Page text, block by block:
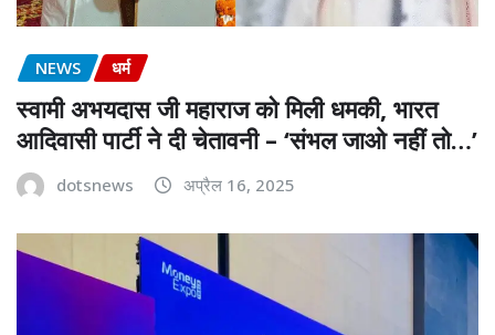
NEWS धर्म
स्वामी अभयदास जी महाराज को मिली धमकी, भारत
आदिवासी पार्टी ने दी चेतावनी – ‘संभल जाओ नहीं तो…’
dotsnews अप्रैल 16, 2025